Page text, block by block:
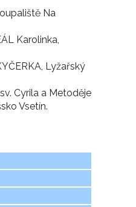
Na
Karolinka,
Lyžařský
Cyrila a Metoděje
Vsetín.